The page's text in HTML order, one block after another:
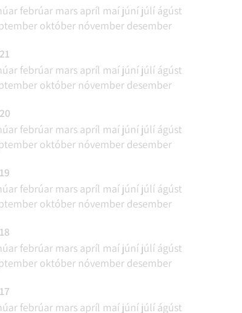
febrúar mars apríl maí júní júlí ágúst
október nóvember desember
febrúar mars apríl maí júní júlí ágúst
október nóvember desember
febrúar mars apríl maí júní júlí ágúst
október nóvember desember
febrúar mars apríl maí júní júlí ágúst
október nóvember desember
febrúar mars apríl maí júní júlí ágúst
október nóvember desember
febrúar mars apríl maí júní júlí ágúst